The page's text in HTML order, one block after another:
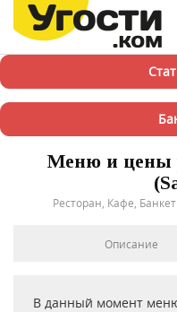
Меню и цены
Ресторан, Кафе,
Описание
В данный момент